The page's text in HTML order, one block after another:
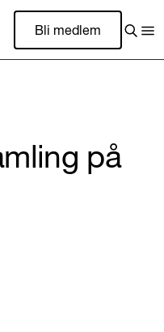
Bli medlem
på